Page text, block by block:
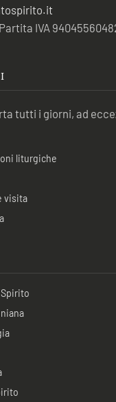
IVA
tutti i giorni, ad
liturgiche
visita